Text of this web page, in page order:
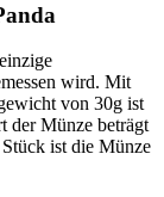
wird. Mit
von 30g ist
der Münze beträgt
ist die Münze